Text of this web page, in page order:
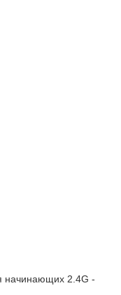
начинающих 2.4G -